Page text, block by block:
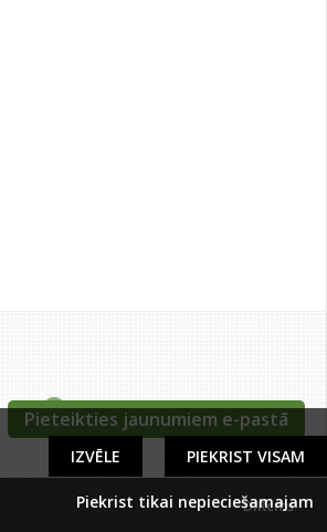
Pieteikties jaunumiem e-pastā
Tīraines iela 5c, Rīga
DIRcms
PIEKRIST VISAM
IZVĒLE
Piekrist tikai nepieciešamajam